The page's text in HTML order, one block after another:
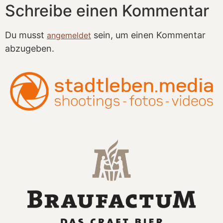
Schreibe einen Kommentar
Du musst angemeldet sein, um einen Kommentar
abzugeben.